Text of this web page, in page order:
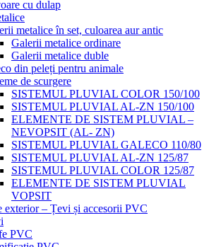
cu dulap
metalice în set, culoarea aur antic
Galerii metalice ordinare
Galerii metalice duble
din peleți pentru animale
de scurgere
SISTEMUL PLUVIAL COLOR 150/100
SISTEMUL PLUVIAL AL-ZN 150/100
ELEMENTE DE SISTEM PLUVIAL –
NEVOPSIT (AL- ZN)
SISTEMUL PLUVIAL GALECO 110/80
SISTEMUL PLUVIAL AL-ZN 125/87
SISTEMUL PLUVIAL COLOR 125/87
ELEMENTE DE SISTEM PLUVIAL
VOPSIT
exterior – Țevi și accesorii PVC
PVC